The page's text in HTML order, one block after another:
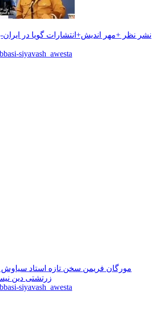
نشر نظر +مهر اندیش+انتشارات گویا در ایران-
siyavash_awesta
مورگان فریمن سخن تازه استاد سیاوش
زرتشتی دین
siyavash_awesta